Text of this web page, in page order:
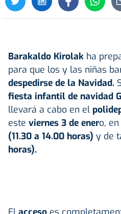
Barakaldo Kirolak ha
para que los y las niñas
despedirse de la Navidad.
fiesta infantil de navidad
llevará a cabo en el
este viernes 3 de enero,
(11.30 a 14.00 horas) y de
horas).